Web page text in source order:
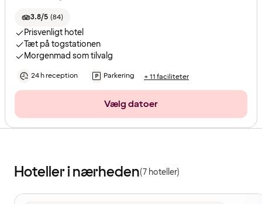
3.8/5 (84)
Prisvenligt hotel
Tæt på togstationen
Morgenmad som tilvalg
24 h reception Parkering + 11 faciliteter
Vælg datoer
Hoteller i nærheden(7 hoteller)